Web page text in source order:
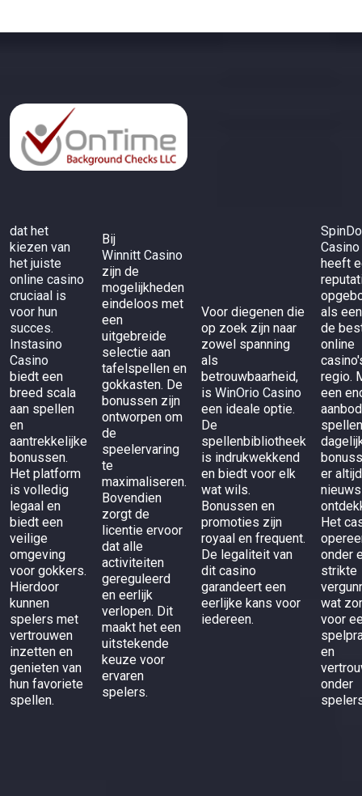
dat het
kiezen van
het juiste
online casino
cruciaal is
voor hun
succes.
Instasino
Casino
biedt een
breed scala
aan spellen
en
aantrekkelijke
bonussen.
Het platform
is volledig
legaal en
biedt een
veilige
omgeving
voor gokkers.
Hierdoor
kunnen
spelers met
vertrouwen
inzetten en
genieten van
hun favoriete
spellen.
Bij
Winnitt Casino
zijn de
mogelijkheden
eindeloos met
een
uitgebreide
selectie aan
tafelspellen en
gokkasten. De
bonussen zijn
ontworpen om
de
speelervaring
te
maximaliseren.
Bovendien
zorgt de
licentie ervoor
dat alle
activiteiten
gereguleerd
en eerlijk
verlopen. Dit
maakt het een
uitstekende
keuze voor
ervaren
spelers.
Voor diegenen die
op zoek zijn naar
zowel spanning
als
betrouwbaarheid,
is WinOrio Casino
een ideale optie.
De
spellenbibliotheek
is indrukwekkend
en biedt voor elk
wat wils.
Bonussen en
promoties zijn
royaal en frequent.
De legaliteit van
dit casino
garandeert een
eerlijke kans voor
iedereen.
Casino
heeft
als
de
online
regio.
een
er
Het
onder
strikte
wat
voor
en
onder